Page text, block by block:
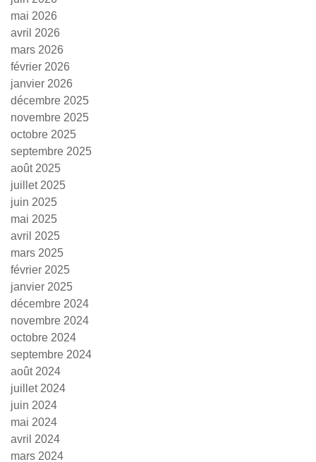
mai 2026
avril 2026
mars 2026
février 2026
janvier 2026
décembre 2025
novembre 2025
octobre 2025
septembre 2025
août 2025
juillet 2025
juin 2025
mai 2025
avril 2025
mars 2025
février 2025
janvier 2025
décembre 2024
novembre 2024
octobre 2024
septembre 2024
août 2024
juillet 2024
juin 2024
mai 2024
avril 2024
mars 2024